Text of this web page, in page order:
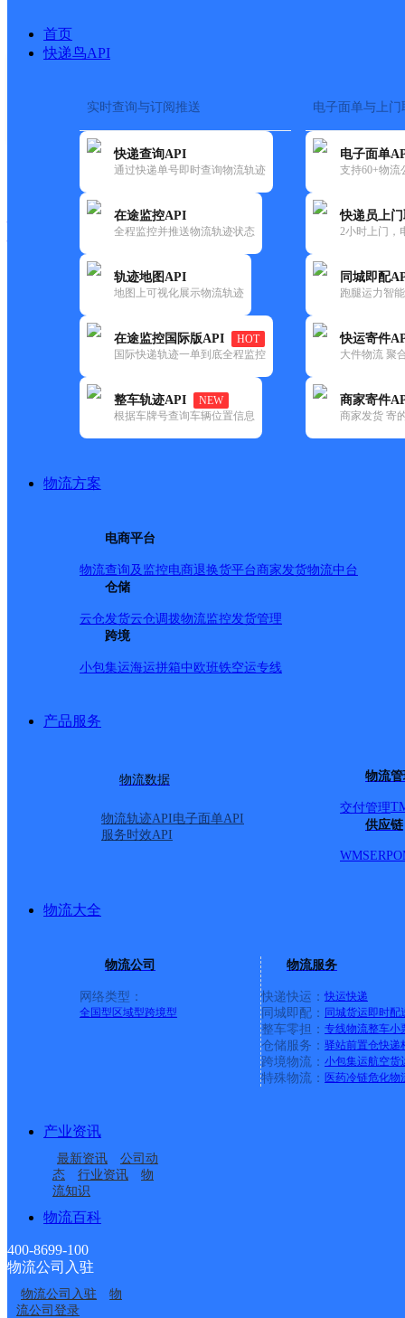
首页
快递鸟API
实时查询与订阅推送
快递查询API
通过快递单号即时查询物流轨迹
在途监控API
全程监控并推送物流轨迹状态
轨迹地图API
地图上可视化展示物流轨迹
在途监控国际版API
HOT
国际快递轨迹一单到底全程监控
整车轨迹API
NEW
根据车牌号查询车辆位置信息
电子面单与上门
电子面单
支持60+物流
快递员上
2小时上门，
同城即配
跑腿运力智
快运寄件
大件物流 聚
商家寄件
商家发货 寄
物流方案
电商平台
物流查询及监控电商退换货平台商家发货物流中台
仓储
云仓发货云仓调拨物流监控发货管理
跨境
小包集运海运拼箱中欧班铁空运专线
产品服务
物流数据
物流轨迹API电子面单API
服务时效API
物流
交付管理
供应链
WMSERP
物流大全
物流公司
网络类型：
全国型 区域型跨境型
物流服务
快递快运： 快运快递
同城即配： 同城货运即时配
整车零担： 专线物流整车小
仓储服务： 驿站前置仓快递
跨境物流： 小包集运航空货
特殊物流： 医药冷链危化物
产业资讯
最新资讯
公司动
态
行业资讯
物
流知识
物流百科
400-8699-100
物流公司入驻
物流公司入驻
物
流公司登录
快运大全 快递时效
韵达
吉林白山青松路公司红土崖寄
更新时间：2022-07-14 00:00:00
所属快递：韵达速递
所属区域：吉林省-白山市-浑江区
网点地址：吉林省白山市浑江区红旗大街0100号
网点负责人：
五委KH分部
吉林白山青松路公司三
道沟寄存点
吉林白山青松路公司山
货庄KH分部
吉林白山青松路公司星
泰花园KH分部
白山浑江区青松路营业
部
特产城服务点
山货庄邮政支局